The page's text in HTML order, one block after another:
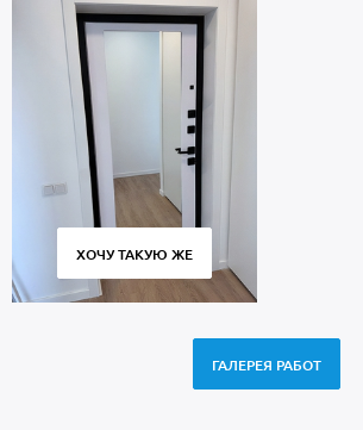
ХОЧУ ТАКУЮ ЖЕ
ГАЛЕРЕЯ РАБОТ